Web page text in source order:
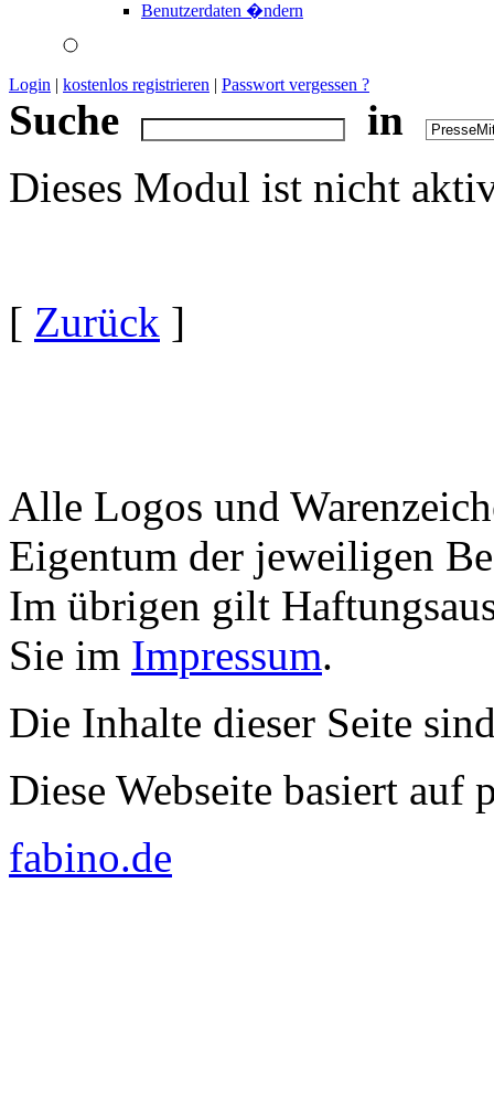
Benutzerdaten �ndern
Login | kostenlos registrieren | Passwort vergessen ?
Suche
in
Dieses Modul ist nicht
[ Zurück ]
Alle Logos und
Eigentum der jeweiligen
Im übrigen gilt
Sie im Impressum.
Die Inhalte dieser Seite
Diese Webseite basiert auf
fabino.de